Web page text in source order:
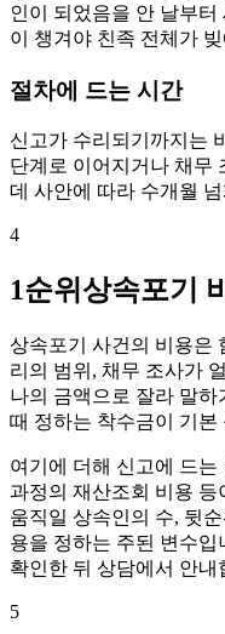
인이 되었음을 안 날부
이 챙겨야 친족 전체가
절차에 드는 시간
신고가 수리되기까지는
단계로 이어지거나 채무
데 사안에 따라 수개월
4
1순위상속포기
상속포기 사건의 비용은
리의 범위, 채무 조사가
나의 금액으로 잘라 말
때 정하는 착수금이 기본
여기에 더해 신고에 드
과정의 재산조회 비용 등
움직일 상속인의 수, 뒷
용을 정하는 주된 변수
확인한 뒤 상담에서 안내
5